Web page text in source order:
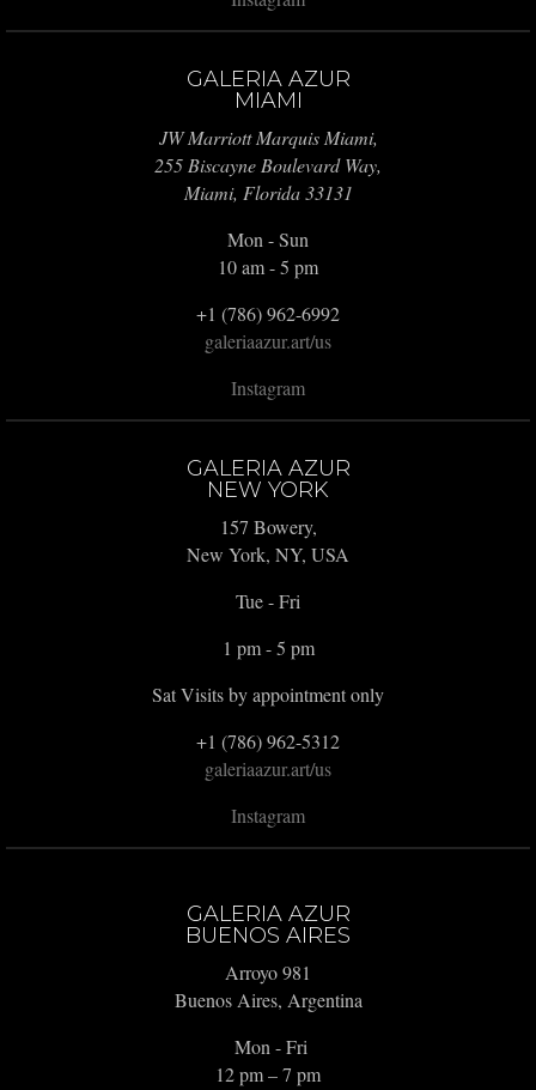
GALERIA AZUR
MIAMI
JW Marriott Marquis Miami,
255 Biscayne Boulevard Way,
Miami, Florida 33131
Mon - Sun
10 am - 5 pm
+1 (786) 962-6992
galeriaazur.art/us
Instagram
GALERIA AZUR
NEW YORK
157 Bowery,
New York, NY, USA
Tue - Fri
1 pm - 5 pm
Sat Visits by appointment only
+1 (786) 962-5312
galeriaazur.art/us
Instagram
GALERIA AZUR
BUENOS AIRES
Arroyo 981
Buenos Aires, Argentina
Mon - Fri
12 pm – 7 pm